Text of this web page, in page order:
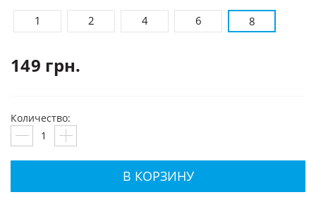
1
2 4 6 8
149 грн.
Количество:
В КОРЗИНУ